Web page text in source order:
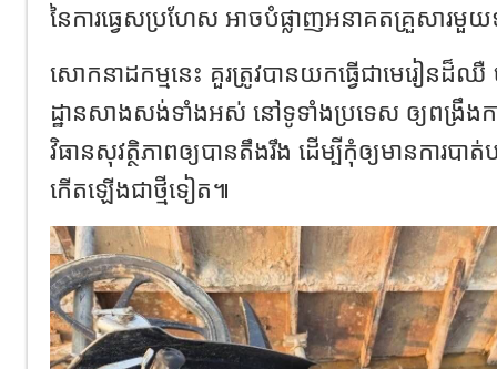
នៃការធ្វេសប្រហែស អាចបំផ្លាញអនាគតគ្រួសារមួ
សោកនាដកម្មនេះ គួរត្រូវបានយកធ្វើជាមេរៀនដ៏ឈឺ
ដ្ឋានសាងសង់ទាំងអស់ នៅទូទាំងប្រទេស ឲ្យពង្រឹង
វិធានសុវត្ថិភាពឲ្យបានតឹងរឹង ដើម្បីកុំឲ្យមានការ
កើតឡើងជាថ្មីទៀត៕